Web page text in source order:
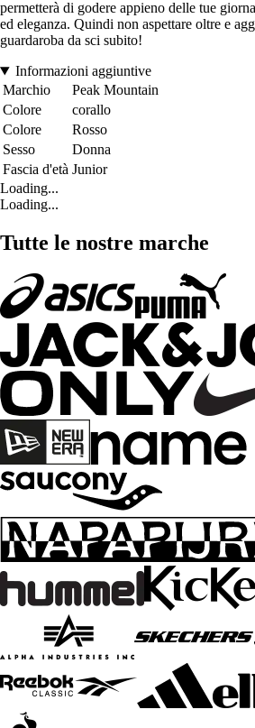
permetterà di godere appieno delle tue
ed eleganza. Quindi non aspettare oltre e
guardaroba da sci subito!
Informazioni aggiuntive
Marchio
Peak Mountain
Colore
corallo
Colore
Rosso
Sesso
Donna
Fascia d'età Junior
Loading...
Loading...
Tutte le nostre marche